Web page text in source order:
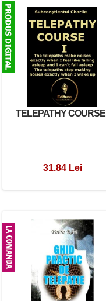
TELEPATHY COURSE I
31.84 Lei